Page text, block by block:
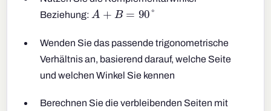
Beziehung:
A =90 °
Wenden Sie das passende trigonometrische
Verhältnis an, basierend darauf, welche Seite
und welchen Winkel Sie kennen
Berechnen Sie die verbleibenden Seiten mit